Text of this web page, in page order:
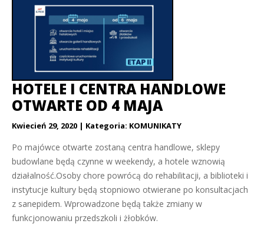
HOTELE I CENTRA HANDLOWE
OTWARTE OD 4 MAJA
Kwiecień 29, 2020 Kategoria: KOMUNIKATY
Po majówce otwarte zostaną centra handlowe, sklepy
budowlane będą czynne w weekendy, a hotele wznowią
działalność.Osoby chore powrócą do rehabilitacji, a biblioteki i
instytucje kultury będą stopniowo otwierane po konsultacjach
z sanepidem. Wprowadzone będą także zmiany w
funkcjonowaniu przedszkoli i żłobków.